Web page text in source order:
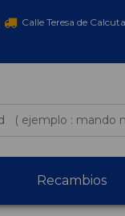
Calle Teresa de
Recambios